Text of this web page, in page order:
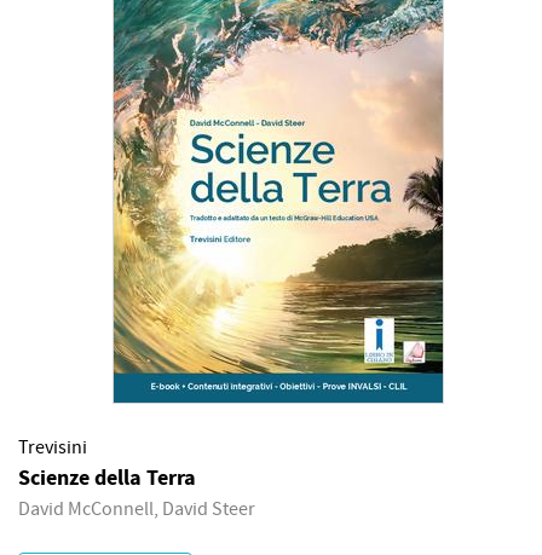
Trevisini
Scienze della Terra
David McConnell, David Steer